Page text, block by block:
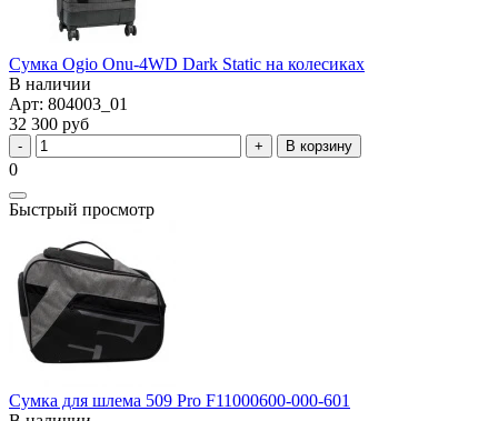
Сумка Ogio Onu-4WD Dark Static на колесиках
В наличии
Арт: 804003_01
32 300 руб
В корзину
0
Быстрый просмотр
Сумка для шлема 509 Pro F11000600-000-601